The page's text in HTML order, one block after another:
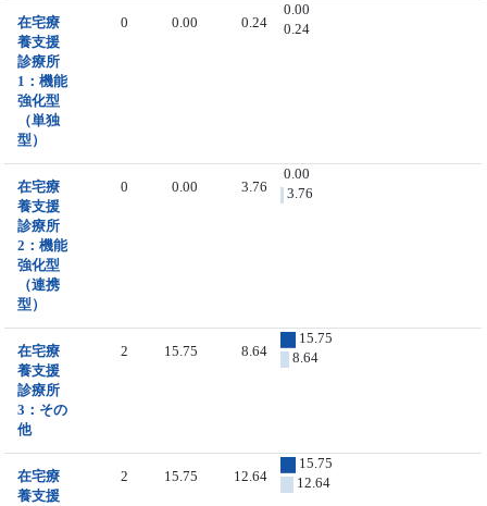
在宅療
養支援
診療所
1：機能
強化型
（単独
型）
0 0.00 0.24
0.00
0.24
在宅療
養支援
診療所
2：機能
強化型
（連携
型）
0 0.00 3.76
0.00
3.76
在宅療
養支援
診療所
3：その
他
2 15.75 8.64
15.75
8.64
在宅療
養支援
2 15.75 12.64
15.75
12.64